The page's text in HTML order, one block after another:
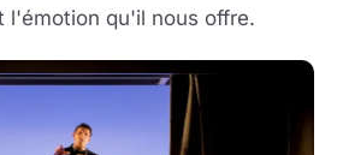
l'émotion qu'il nous offre.